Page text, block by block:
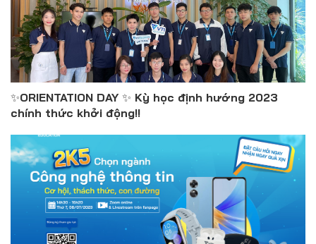
✨ORIENTATION DAY ✨ Kỳ học định hướng 2023
chính thức khởi động!!